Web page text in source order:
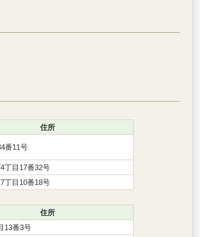
住所
番11号
丁目17番32号
丁目10番18号
住所
13番3号